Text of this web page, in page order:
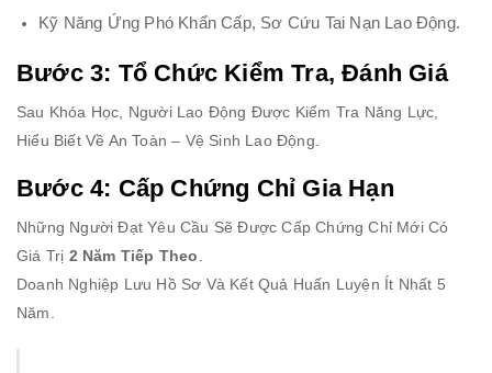
Kỹ Năng Ứng Phó Khẩn Cấp, Sơ Cứu Tai Nạn Lao Động.
Bước 3: Tổ Chức Kiểm Tra, Đánh Giá
Sau Khóa Học, Người Lao Động Được Kiểm Tra Năng Lực,
Hiểu Biết Về An Toàn – Vệ Sinh Lao Động.
Bước 4: Cấp Chứng Chỉ Gia Hạn
Những Người Đạt Yêu Cầu Sẽ Được Cấp Chứng Chỉ Mới Có
Giá Trị 2 Năm Tiếp Theo.
Doanh Nghiệp Lưu Hồ Sơ Và Kết Quả Huấn Luyện Ít Nhất 5
Năm.